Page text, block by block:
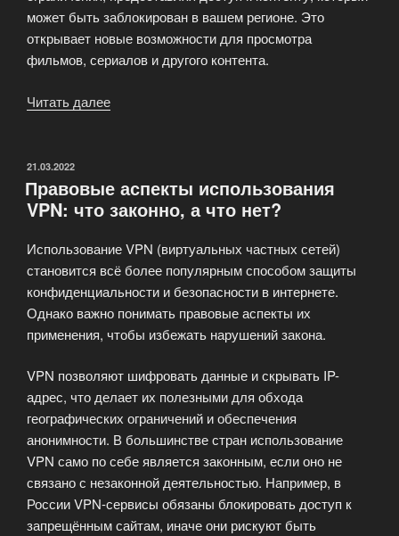
может быть заблокирован в вашем регионе. Это
открывает новые возможности для просмотра
фильмов, сериалов и другого контента.
Читать далее
нужен
VPN?»
ОПУБЛИКОВАНО
21.03.2022
Правовые аспекты использования
VPN: что законно, а что нет?
Использование VPN (виртуальных частных сетей)
становится всё более популярным способом защиты
конфиденциальности и безопасности в интернете.
Однако важно понимать правовые аспекты их
применения, чтобы избежать нарушений закона.
VPN позволяют шифровать данные и скрывать IP-
адрес, что делает их полезными для обхода
географических ограничений и обеспечения
анонимности. В большинстве стран использование
VPN само по себе является законным, если оно не
связано с незаконной деятельностью. Например, в
России VPN-сервисы обязаны блокировать доступ к
запрещённым сайтам, иначе они рискуют быть